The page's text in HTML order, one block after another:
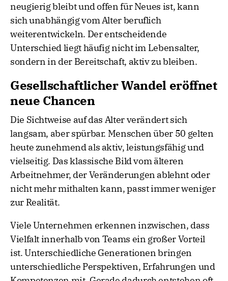
neugierig bleibt und offen für Neues ist, kann
sich unabhängig vom Alter beruflich
weiterentwickeln. Der entscheidende
Unterschied liegt häufig nicht im Lebensalter,
sondern in der Bereitschaft, aktiv zu bleiben.
Gesellschaftlicher Wandel eröffnet
neue Chancen
Die Sichtweise auf das Alter verändert sich
langsam, aber spürbar. Menschen über 50 gelten
heute zunehmend als aktiv, leistungsfähig und
vielseitig. Das klassische Bild vom älteren
Arbeitnehmer, der Veränderungen ablehnt oder
nicht mehr mithalten kann, passt immer weniger
zur Realität.
Viele Unternehmen erkennen inzwischen, dass
Vielfalt innerhalb von Teams ein großer Vorteil
ist. Unterschiedliche Generationen bringen
unterschiedliche Perspektiven, Erfahrungen und